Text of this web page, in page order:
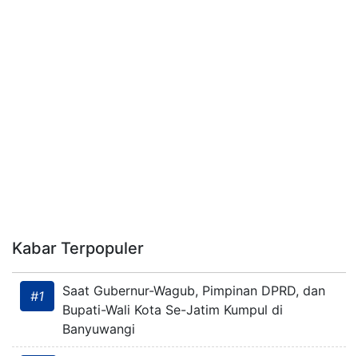
Kabar Terpopuler
#1
Saat Gubernur-Wagub, Pimpinan DPRD, dan
Bupati-Wali Kota Se-Jatim Kumpul di
Banyuwangi